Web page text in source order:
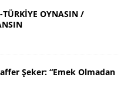
OYNASIN /
Şeker: “Emek Olmadan